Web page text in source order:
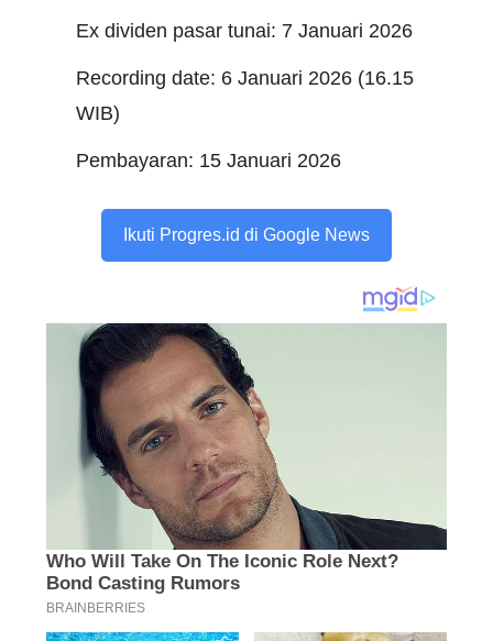
Ex dividen pasar tunai: 7 Januari 2026
Recording date: 6 Januari 2026 (16.15
WIB)
Pembayaran: 15 Januari 2026
Ikuti Progres.id di Google News